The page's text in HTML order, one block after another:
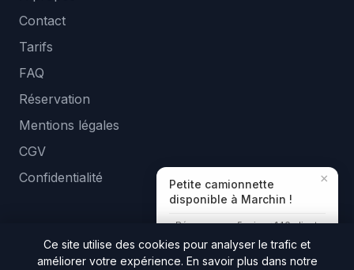
Contact
Tarifs
FAQ
Réservation
Mentions légales
CGV
Confidentialité
© 2026 Tologa Location. Tous droits réservés. —
×
Petite camionnette
disponible à Marchin !
Réponse en ~5 min · +140 clients
Ce site utilise des cookies pour analyser le trafic et
améliorer votre expérience. En savoir plus dans notre